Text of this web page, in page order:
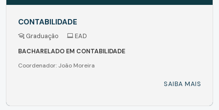
CONTABILIDADE
Graduação EAD
BACHARELADO EM CONTABILIDADE
Coordenador: João Moreira
SAIBA MAIS